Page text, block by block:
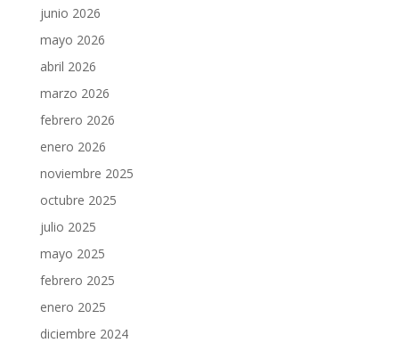
junio 2026
mayo 2026
abril 2026
marzo 2026
febrero 2026
enero 2026
noviembre 2025
octubre 2025
julio 2025
mayo 2025
febrero 2025
enero 2025
diciembre 2024